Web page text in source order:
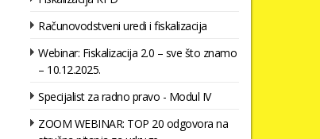
Računovodstveni uredi i fiskalizacija
Webinar: Fiskalizacija 2.0 – sve što znamo
– 10.12.2025.
Specijalist za radno pravo - Modul IV
ZOOM WEBINAR: TOP 20 odgovora na